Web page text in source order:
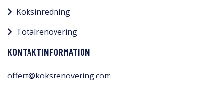
Köksinredning
Totalrenovering
KONTAKTINFORMATION
offert@köksrenovering.com